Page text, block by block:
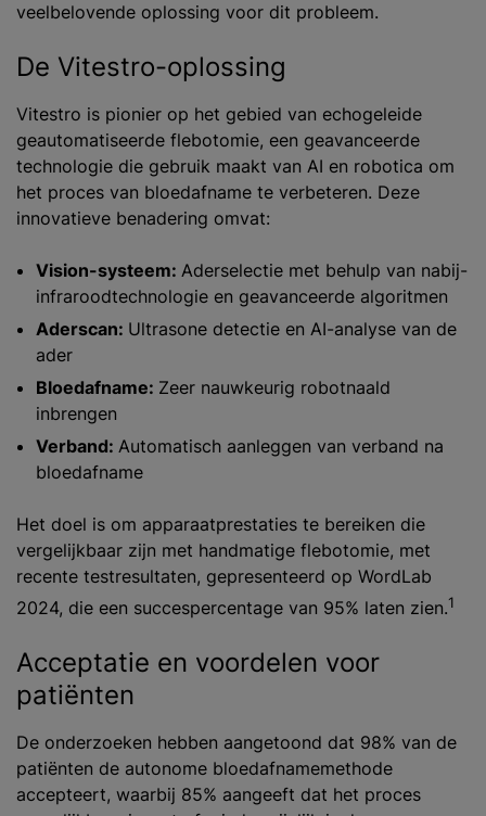
veelbelovende oplossing voor dit probleem.
De Vitestro-oplossing
Vitestro is pionier op het gebied van echogeleide
geautomatiseerde flebotomie, een geavanceerde
technologie die gebruik maakt van AI en robotica om
het proces van bloedafname te verbeteren. Deze
innovatieve benadering omvat:
Vision-systeem: Aderselectie met behulp van nabij-
infraroodtechnologie en geavanceerde algoritmen
Aderscan: Ultrasone detectie en AI-analyse van de
ader
Bloedafname: Zeer nauwkeurig robotnaald
inbrengen
Verband: Automatisch aanleggen van verband na
bloedafname
Het doel is om apparaatprestaties te bereiken die
vergelijkbaar zijn met handmatige flebotomie, met
recente testresultaten, gepresenteerd op WordLab
2024, die een succespercentage van 95% laten zien.1
Acceptatie en voordelen voor
patiënten
De onderzoeken hebben aangetoond dat 98% van de
patiënten de autonome bloedafnamemethode
accepteert, waarbij 85% aangeeft dat het proces